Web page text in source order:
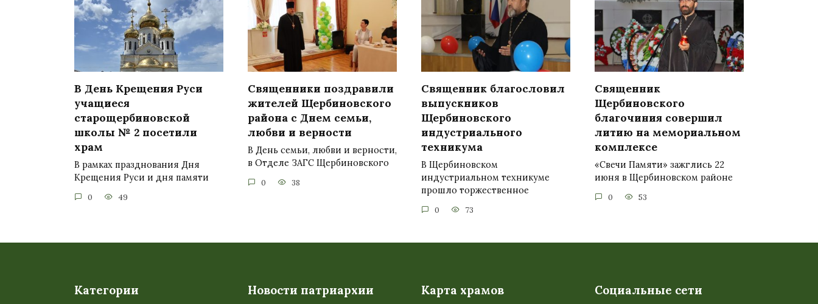
В День Крещения Руси
учащиеся
старощербиновской
школы № 2 посетили
храм
В рамках празднования Дня
Крещения Руси и дня памяти
0 49
Священники поздравили
жителей Щербиновского
района с Днем семьи,
любви и верности
В День семьи, любви и верности,
в Отделе ЗАГС Щербиновского
0 38
Священник благословил
выпускников
Щербиновского
индустриального
техникума
В Щербиновском
индустриальном техникуме
прошло торжественное
0 73
Священник
Щербиновского
благочиния совершил
литию на мемориальном
комплексе
«Свечи Памяти» зажглись 22
июня в Щербиновском районе
0 53
Категории Новости патриархии Карта храмов Социальные сети